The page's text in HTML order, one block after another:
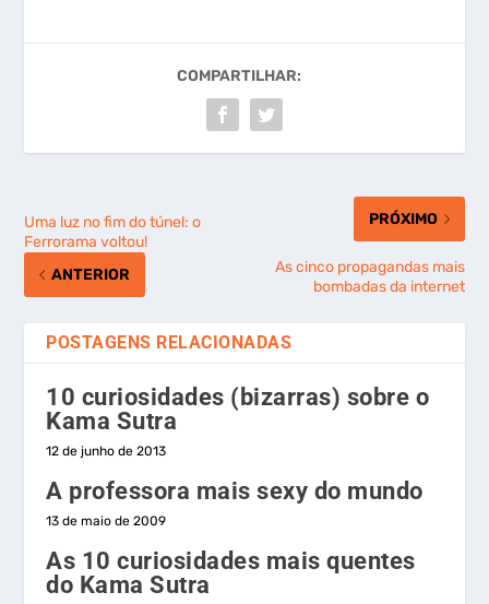
COMPARTILHAR:
Uma luz no fim do túnel: o
Ferrorama voltou!
ANTERIOR
PRÓXIMO
As cinco propagandas mais
bombadas da internet
POSTAGENS RELACIONADAS
10 curiosidades (bizarras) sobre o
Kama Sutra
12 de junho de 2013
A professora mais sexy do mundo
13 de maio de 2009
As 10 curiosidades mais quentes
do Kama Sutra